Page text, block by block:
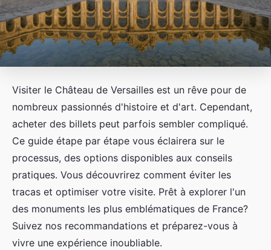
Visiter le Château de Versailles est un rêve pour de
nombreux passionnés d'histoire et d'art. Cependant,
acheter des billets peut parfois sembler compliqué.
Ce guide étape par étape vous éclairera sur le
processus, des options disponibles aux conseils
pratiques. Vous découvrirez comment éviter les
tracas et optimiser votre visite. Prêt à explorer l'un
des monuments les plus emblématiques de France?
Suivez nos recommandations et préparez-vous à
vivre une expérience inoubliable.